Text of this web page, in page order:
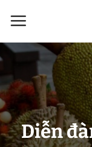
Diễn